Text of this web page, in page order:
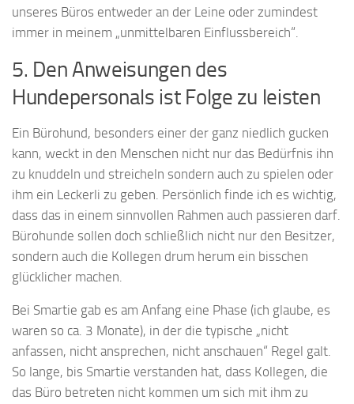
unseres Büros entweder an der Leine oder zumindest
immer in meinem „unmittelbaren Einflussbereich“.
5. Den Anweisungen des
Hundepersonals ist Folge zu leisten
Ein Bürohund, besonders einer der ganz niedlich gucken
kann, weckt in den Menschen nicht nur das Bedürfnis ihn
zu knuddeln und streicheln sondern auch zu spielen oder
ihm ein Leckerli zu geben. Persönlich finde ich es wichtig,
dass das in einem sinnvollen Rahmen auch passieren darf.
Bürohunde sollen doch schließlich nicht nur den Besitzer,
sondern auch die Kollegen drum herum ein bisschen
glücklicher machen.
Bei Smartie gab es am Anfang eine Phase (ich glaube, es
waren so ca. 3 Monate), in der die typische „nicht
anfassen, nicht ansprechen, nicht anschauen“ Regel galt.
So lange, bis Smartie verstanden hat, dass Kollegen, die
das Büro betreten nicht kommen um sich mit ihm zu